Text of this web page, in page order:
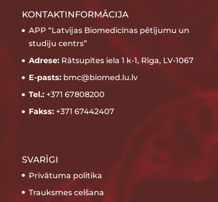
KONTAKTINFORMĀCIJA
APP “Latvijas Biomedicīnas pētījumu un
studiju centrs”
Adrese:Rātsupītes iela 1 k-1, Rīga, LV-1067
E-pasts:bmc@biomed.lu.lv
Tel.:+371 67808200
Fakss:+371 67442407
SVARĪGI
Privātuma politika
Trauksmes celšana